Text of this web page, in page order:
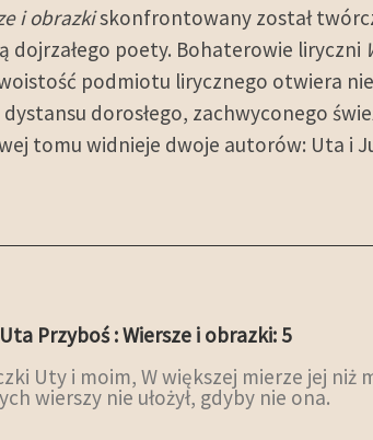
i obrazkiskonfrontowany został
dojrzałego poety. Bohaterowie liryczni
podmiotu lirycznego otwiera
dorosłego, zachwyconego
tomu widnieje dwoje autorów: Uta i
Przyboś : Wiersze i obrazki: 5
Uty i moim, W większej mierze jej niż
wierszy nie ułożył, gdyby nie ona.